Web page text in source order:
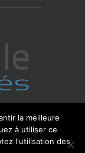
droits
i
la meilleure
à utiliser ce
l'utilisation des